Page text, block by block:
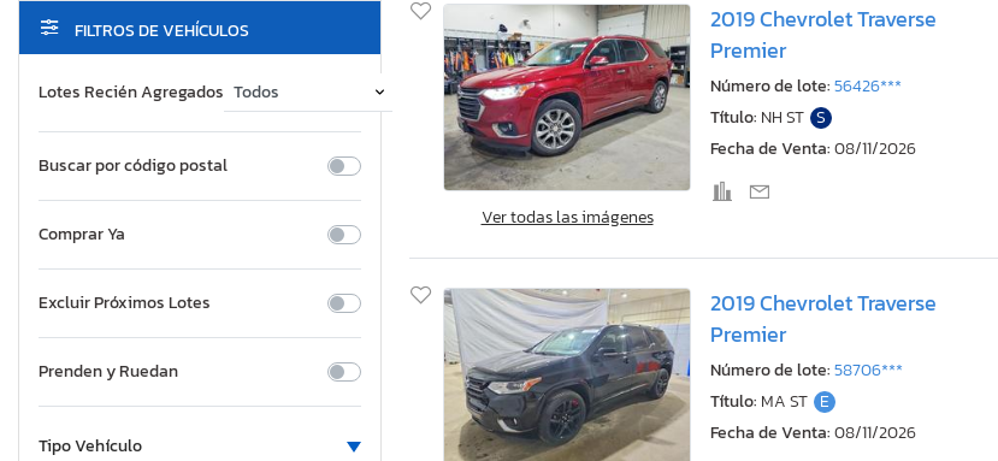
FILTROS DE VEHÍCULOS
Lotes Recién Agregados
Buscar por código postal
Comprar Ya
Excluir Próximos Lotes
Prenden y Ruedan
Tipo Vehículo
Ver todas las imágenes
2019 Chevrolet Traverse
Premier
Número de lote:56426***
Título: NH ST S
Fecha de Venta:08/11/2026
2019 Chevrolet Traverse
Premier
Número de lote:58706***
Título: MA ST E
Fecha de Venta:08/11/2026